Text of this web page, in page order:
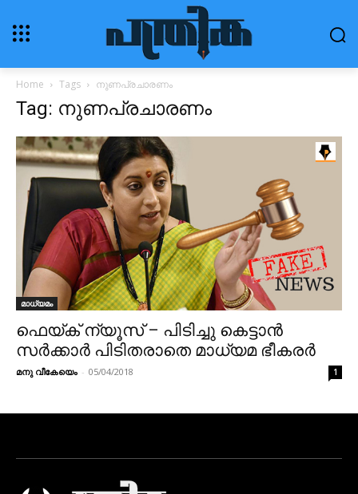
Home Tags നുണപ്രചാരണം
Tag: നുണപ്രചാരണം
മാധ്യമം
ഫെയ്ക് ന്യൂസ് – പിടിച്ചു കെട്ടാന്‍
സര്‍ക്കാര്‍ പിടിതരാതെ മാധ്യമ ഭീകരര്‍
മനു വീകേയെം - 05/04/2018 1